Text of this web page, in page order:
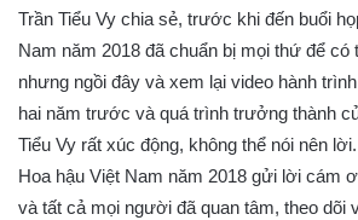
Trần Tiểu Vy chia sẻ, trước khi đến buổi
Nam năm 2018 đã chuẩn bị mọi thứ để có
nhưng ngồi đây và xem lại video hành
hai năm trước và quá trình trưởng thành
Tiểu Vy rất xúc động, không thể nói nên lời.
Hoa hậu Việt Nam năm 2018 gửi lời cám
và tất cả mọi người đã quan tâm, theo dõi